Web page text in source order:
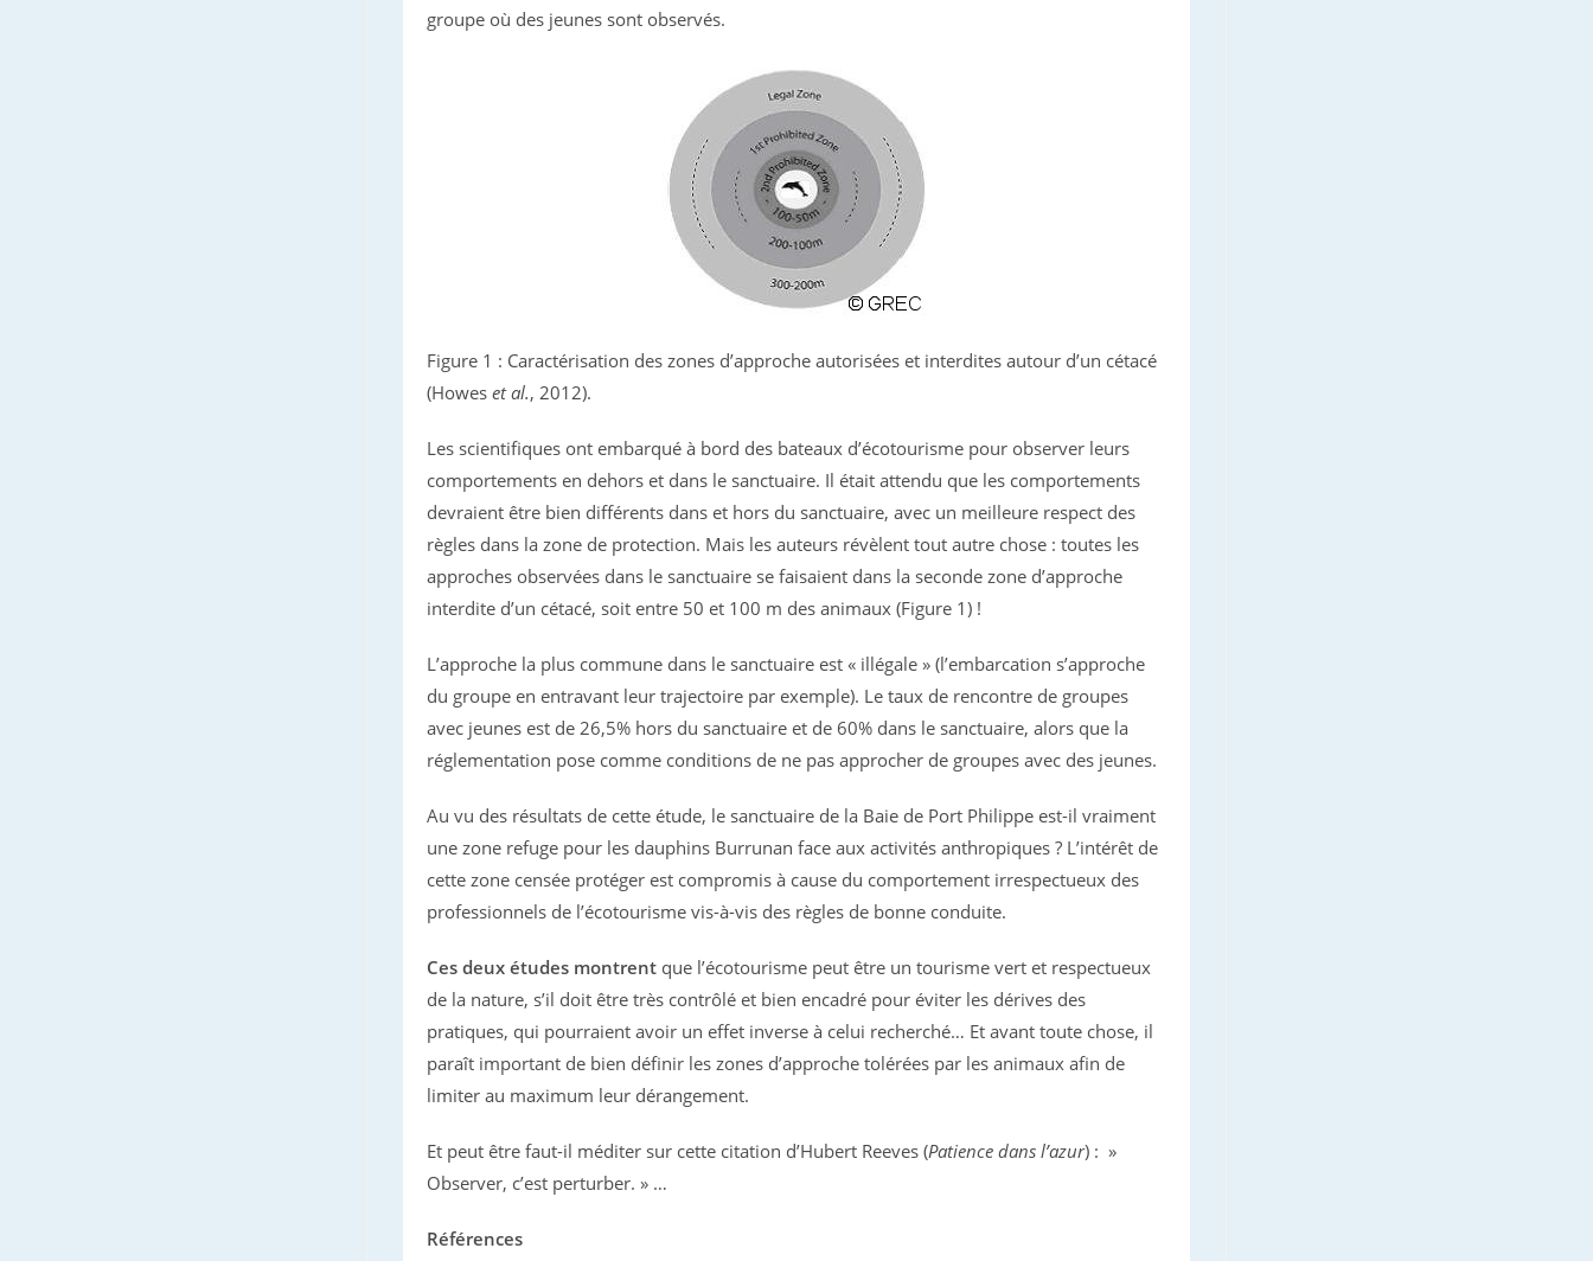
groupe où des jeunes sont observés.
Figure 1 : Caractérisation des zones d’approche autorisées et interdites autour d’un cétacé
(Howeset al., 2012).
Les scientifiques ont embarqué à bord des bateaux d’écotourisme pour observer leurs
comportements en dehors et dans le sanctuaire. Il était attendu que les comportements
devraient être bien différents dans et hors du sanctuaire, avec un meilleure respect des
règles dans la zone de protection. Mais les auteurs révèlent tout autre chose : toutes les
approches observées dans le sanctuaire se faisaient dans la seconde zone d’approche
interdite d’un cétacé, soit entre 50 et 100 m des animaux (Figure 1) !
L’approche la plus commune dans le sanctuaire est « illégale » (l’embarcation s’approche
du groupe en entravant leur trajectoire par exemple). Le taux de rencontre de groupes
avec jeunes est de 26,5% hors du sanctuaire et de 60% dans le sanctuaire, alors que la
réglementation pose comme conditions de ne pas approcher de groupes avec des jeunes.
Au vu des résultats de cette étude, le sanctuaire de la Baie de Port Philippe est-il vraiment
une zone refuge pour les dauphins Burrunan face aux activités anthropiques ? L’intérêt de
cette zone censée protéger est compromis à cause du comportement irrespectueux des
professionnels de l’écotourisme vis-à-vis des règles de bonne conduite.
Ces deux études montrent que l’écotourisme peut être un tourisme vert et respectueux
de la nature, s’il doit être très contrôlé et bien encadré pour éviter les dérives des
pratiques, qui pourraient avoir un effet inverse à celui recherché… Et avant toute chose, il
paraît important de bien définir les zones d’approche tolérées par les animaux afin de
limiter au maximum leur dérangement.
Et peut être faut-il méditer sur cette citation d’Hubert Reeves (Patience dans l’azur) : »
Observer, c’est perturber. » …
Références